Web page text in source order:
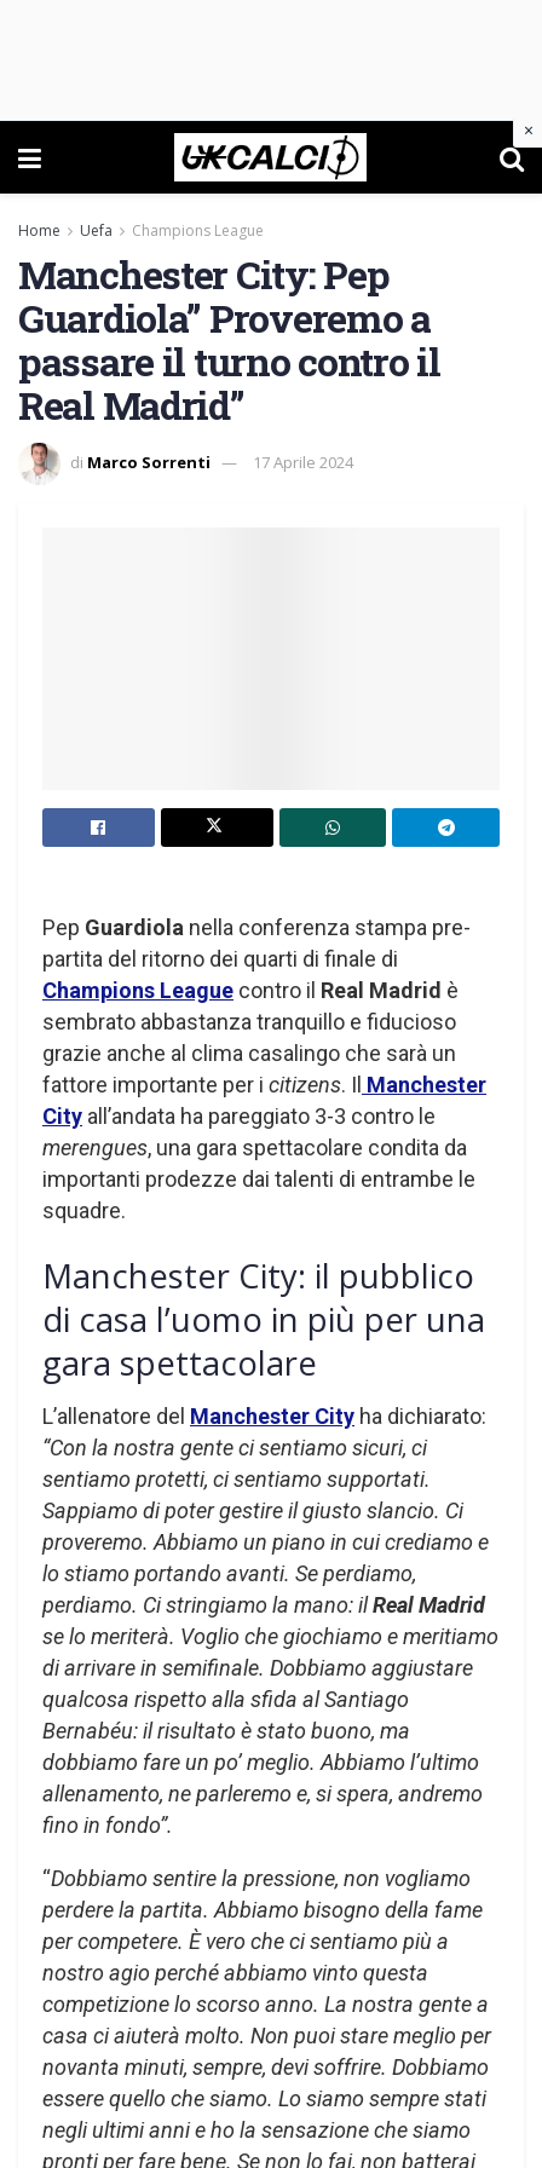
Home Uefa Champions League
Manchester City: Pep
Guardiola” Proveremo a
passare il turno contro il
Real Madrid”
di Marco Sorrenti 17 Aprile 2024
Pep Guardiola nella conferenza stampa pre-
partita del ritorno dei quarti di finale di
Champions League contro il Real Madrid è
sembrato abbastanza tranquillo e fiducioso
grazie anche al clima casalingo che sarà un
fattore importante per i citizens. Il Manchester
City all’andata ha pareggiato 3-3 contro le
merengues, una gara spettacolare condita da
importanti prodezze dai talenti di entrambe le
squadre.
Manchester City: il pubblico
di casa l’uomo in più per una
gara spettacolare
L’allenatore del Manchester City ha dichiarato:
“Con la nostra gente ci sentiamo sicuri, ci
sentiamo protetti, ci sentiamo supportati.
Sappiamo di poter gestire il giusto slancio. Ci
proveremo. Abbiamo un piano in cui crediamo e
lo stiamo portando avanti. Se perdiamo,
perdiamo. Ci stringiamo la mano: ilReal Madrid
se lo meriterà. Voglio che giochiamo e meritiamo
di arrivare in semifinale. Dobbiamo aggiustare
qualcosa rispetto alla sfida al Santiago
Bernabéu: il risultato è stato buono, ma
dobbiamo fare un po’ meglio. Abbiamo l’ultimo
allenamento, ne parleremo e, si spera, andremo
fino in fondo”.
“Dobbiamo sentire la pressione, non vogliamo
perdere la partita. Abbiamo bisogno della fame
per competere. È vero che ci sentiamo più a
nostro agio perché abbiamo vinto questa
competizione lo scorso anno. La nostra gente a
casa ci aiuterà molto. Non puoi stare meglio per
novanta minuti, sempre, devi soffrire. Dobbiamo
essere quello che siamo. Lo siamo sempre stati
negli ultimi anni e ho la sensazione che siamo
pronti per fare bene. Se non lo fai, non batterai
×